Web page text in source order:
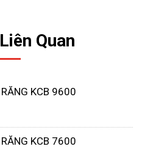
hóa chất FTI
dụng rộng rãi trong
hóa chất khác nhau:
thuốc nhuôm, mực in
hóa chất như sản xuất
Quan
KCB 9600
KCB 7600